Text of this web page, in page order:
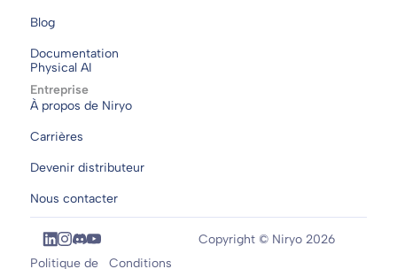
Blog
Documentation
Physical AI
Entreprise
À propos de Niryo
Carrières
Devenir distributeur
Nous contacter
Politique de Conditions
Copyright © Niryo 2026